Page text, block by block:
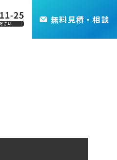
無料 見積・相談